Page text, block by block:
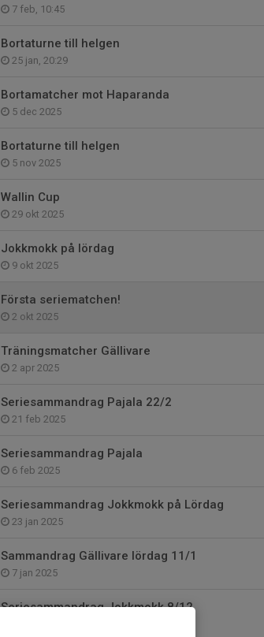
7 feb, 10:45
Bortaturne till helgen
25 jan, 20:29
Bortamatcher mot Haparanda
5 dec 2025
Bortaturne till helgen
5 nov 2025
Wallin Cup
29 okt 2025
Jokkmokk på lördag
9 okt 2025
Första seriematchen!
2 okt 2025
Träningsmatcher Gällivare
2 apr 2025
Seriesammandrag Pajala 22/2
21 feb 2025
Seriesammandrag Pajala
6 feb 2025
Seriesammandrag Jokkmokk på Lördag
23 jan 2025
Sammandrag Gällivare lördag 11/1
7 jan 2025
Seriesammandrag Jokkmokk 8/12